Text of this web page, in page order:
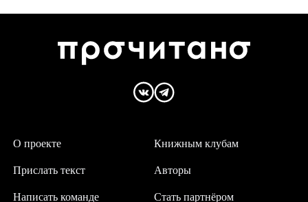
О проекте
Написать команде
Авторы
Прислать текст
Книжным клубам
Стать партнёром